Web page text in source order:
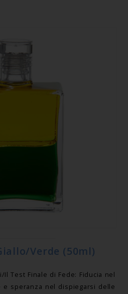
Verde (50ml)
Test Finale di Fede: Fiducia nel
e speranza nel dispiegarsi delle